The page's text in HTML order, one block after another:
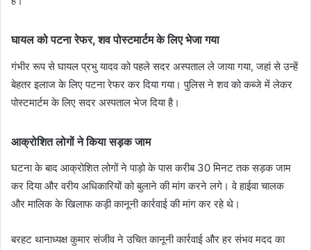
घायल को पटना रेफर, शव पोस्टमार्टम के लिए भेजा गया
गंभीर रूप से घायल प्रभु यादव को पहले सदर अस्पताल ले जाया गया, जहां से उन्हें
बेहतर इलाज के लिए पटना रेफर कर दिया गया। पुलिस ने शव को कब्जे में लेकर
पोस्टमार्टम के लिए सदर अस्पताल भेज दिया है।
आक्रोशित लोगों ने किया सड़क जाम
घटना के बाद आक्रोशित लोगों ने पाड़ो के पास करीब 30 मिनट तक सड़क जाम
कर दिया और वरीय अधिकारियों को बुलाने की मांग करने लगे। वे हाईवा चालक
और मालिक के खिलाफ कड़ी कानूनी कार्रवाई की मांग कर रहे थे।
बरहट थानाध्यक्ष कुमार संजीव ने उचित कानूनी कार्रवाई और हर संभव मदद का